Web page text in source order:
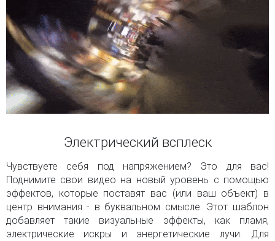
Электрический всплеск
Чувствуете себя под напряжением? Это для вас!
Поднимите свои видео на новый уровень с помощью
эффектов, которые поставят вас (или ваш объект) в
центр внимания - в буквальном смысле. Этот шаблон
добавляет такие визуальные эффекты, как пламя,
электрические искры и энергетические лучи. Для